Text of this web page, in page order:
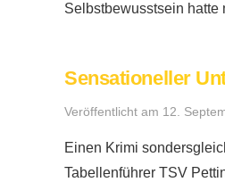
Selbstbewusstsein
Sensationeller
Veröffentlicht am 12.
Einen Krimi
Tabellenführer TSV